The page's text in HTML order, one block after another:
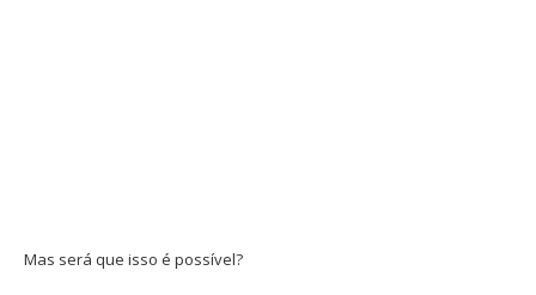
Mas será que isso é possível?